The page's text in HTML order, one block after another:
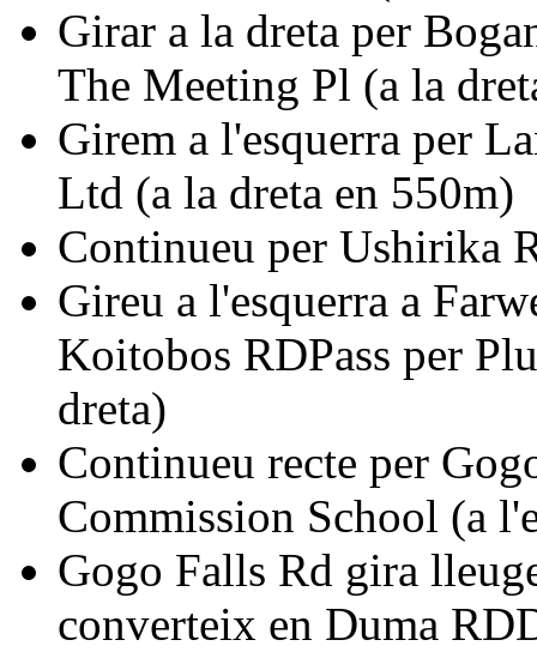
Girar a la dreta per
The Meeting Pl (a la
Girem a l'esquerra per
Ltd (a la dreta en 550m)
Continueu per Ushirika
Gireu a l'esquerra a
Koitobos RDPass per
dreta)
Continueu recte per
Commission School (a
Gogo Falls Rd gira
converteix en Duma